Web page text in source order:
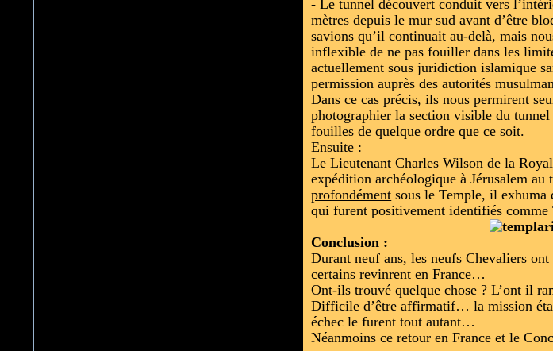
- Le tunnel découvert conduit vers
mètres depuis le mur sud avant d’être
savions qu’il continuait au-delà, mais
inflexible de ne pas fouiller dans les
actuellement sous juridiction islamique
permission auprès des autorités
Dans ce cas précis, ils nous permirent
photographier la section visible du tunnel
fouilles de quelque ordre que ce soit.
Ensuite :
Le Lieutenant Charles Wilson de la
expédition archéologique à Jérusalem
profondément sous le Temple, il exhuma
qui furent positivement identifiés
Conclusion :
Durant neuf ans, les neufs Chevaliers
certains revinrent en France…
Ont-ils trouvé quelque chose ? L’ont il
Difficile d’être affirmatif… la mission
échec le furent tout autant…
Néanmoins ce retour en France et le